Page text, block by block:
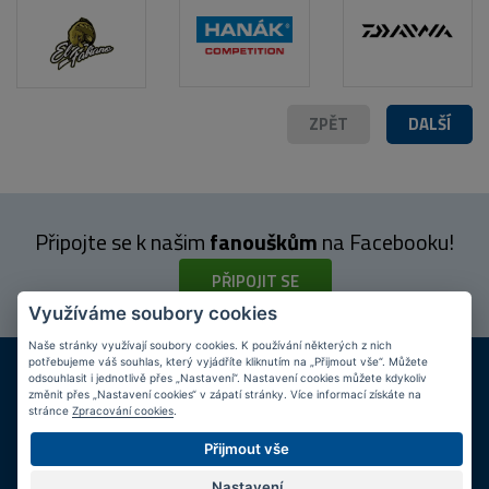
DALŠÍ
ZPĚT
Připojte se k našimfanouškůmna Facebooku!
PŘIPOJIT SE
DOPRAVA ZDARMA
Při nákupu nad 2 000 Kč
KAMENNÉ PRODEJNY
Jsme na trhu více než 10 let
Tipyk nákupu
Využíváme soubory cookies
Naše stránky využívají soubory cookies. K používání některých z nich
potřebujeme váš souhlas, který vyjádříte kliknutím na „Přijmout vše“. Můžete
odsouhlasit i jednotlivě přes „Nastavení“. Nastavení cookies můžete kdykoliv
změnit přes „Nastavení cookies“ v zápatí stránky. Více informací získáte na
stránce Zpracování cookies
Přijmout vše